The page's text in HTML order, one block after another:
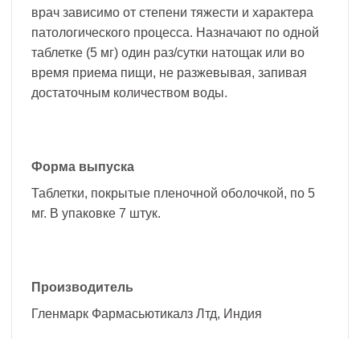
врач зависимо от степени тяжести и характера
патологического процесса. Назначают по одной
таблетке (5 мг) один раз/сутки натощак или во
время приема пищи, не разжевывая, запивая
достаточным количеством воды.
Форма выпуска
Таблетки, покрытые пленочной оболочкой, по 5
мг. В упаковке 7 штук.
Производитель
Гленмарк Фармасьютикалз Лтд, Индия